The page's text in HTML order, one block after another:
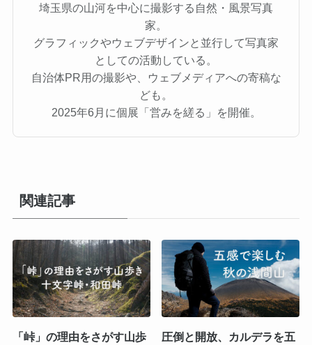
埼玉県の山河を中心に撮影する自然・風景写真
家。
グラフィックやウェブデザインと並行して写真家
としての活動している。
自治体PR用の撮影や、ウェブメディアへの寄稿な
ども。
2025年6月に個展「営みを縒る」を開催。
関連記事
「峠」の理由をさがす山歩
圧倒と開放、カルデラを五